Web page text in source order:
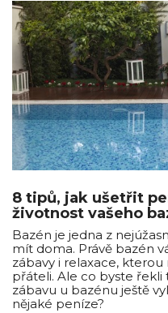
8 tipů, jak ušetřit
životnost vašeho
Bazén je jedna z
mít doma. Právě bazén
zábavy i relaxace,
přáteli. Ale co byste
zábavu u bazénu ještě
nějaké peníze?